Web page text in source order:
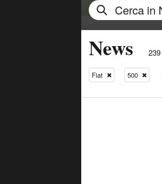
News
Fiat 500